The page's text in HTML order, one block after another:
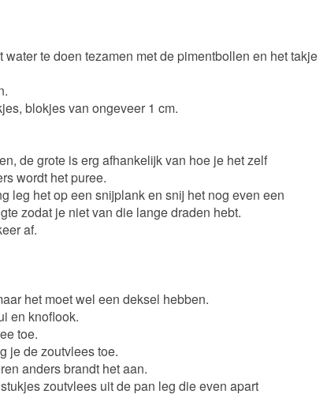
te doen tezamen met de pimentbollen en het takje
blokjes van ongeveer 1 cm.
de grote is erg afhankelijk van hoe je het zelf
wordt het puree.
leg het op een snijplank en snij het nog even een
zodat je niet van die lange draden hebt.
af.
het moet wel een deksel hebben.
en knoflook.
toe.
je de zoutvlees toe.
anders brandt het aan.
zoutvlees uit de pan leg die even apart